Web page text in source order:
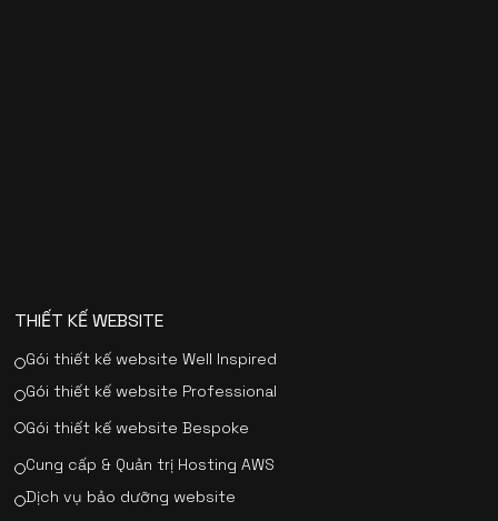
THIẾT KẾ WEBSITE
Gói thiết kế website Well Inspired
Gói thiết kế website Professional
Gói thiết kế website Bespoke
Cung cấp & Quản trị Hosting AWS
Dịch vụ bảo dưỡng website